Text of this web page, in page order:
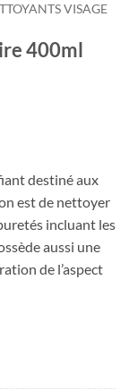
VISAGE
400ml
destiné aux
est de nettoyer
incluant les
aussi une
de l’aspect